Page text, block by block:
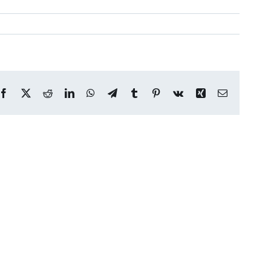
Facebook
X RedditLinkedInWhatsApp
TelegramTumblr Pinterest
Vk Xing Email